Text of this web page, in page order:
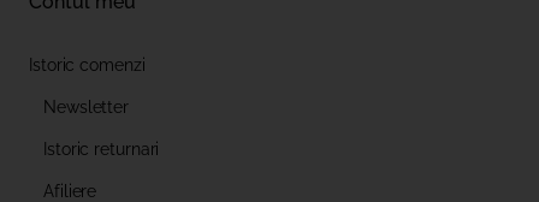
Istoric comenzi
Newsletter
Istoric returnari
Afiliere